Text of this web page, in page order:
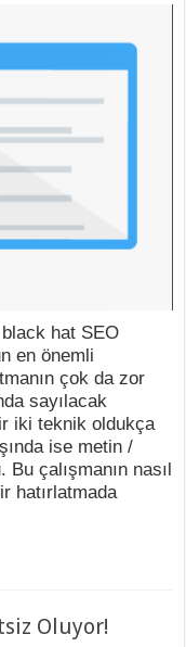
hat SEO
en önemli
çok da zor
sayılacak
iki teknik oldukça
ise metin /
çalışmanın nasıl
hatırlatmada
Oluyor!